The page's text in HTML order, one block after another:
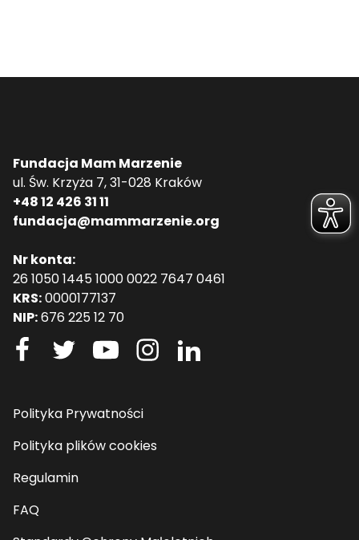
Fundacja Mam Marzenie
ul. Św. Krzyża 7, 31-028 Kraków
+48 12 426 31 11
fundacja@mammarzenie.org
Nr konta:
26 1050 1445 1000 0022 7647 0461
KRS:0000177137
NIP:676 225 12 70
Polityka Prywatności
Polityka plików cookies
Regulamin
FAQ